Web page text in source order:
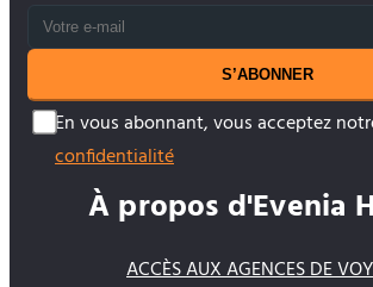
S’ABONNER
En vous abonnant, vous acceptez
confidentialité
À propos d'Evenia
ACCÈS AUX AGENCES DE